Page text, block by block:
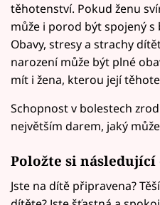
těhotenství. Pokud ženu
může i porod být spojený
Obavy, stresy a strachy
narození může být plné
mít i žena, kterou její
Schopnost v bolestech
největším darem, jaký
Položte si následující
Jste na dítě připravena?